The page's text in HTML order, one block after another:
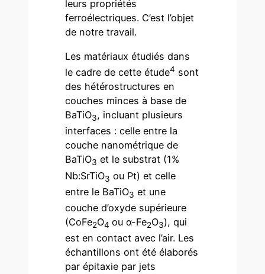
leurs propriétés
ferroélectriques. C’est l’objet
de notre travail.
Les matériaux étudiés dans
le cadre de cette étude4 sont
des hétérostructures en
couches minces à base de
BaTiO3, incluant plusieurs
interfaces : celle entre la
couche nanométrique de
BaTiO3 et le substrat (1%
Nb:SrTiO3 ou Pt) et celle
entre le BaTiO3 et une
couche d’oxyde supérieure
(CoFe2O4ou α-Fe2O3), qui
est en contact avec l’air. Les
échantillons ont été élaborés
par épitaxie par jets